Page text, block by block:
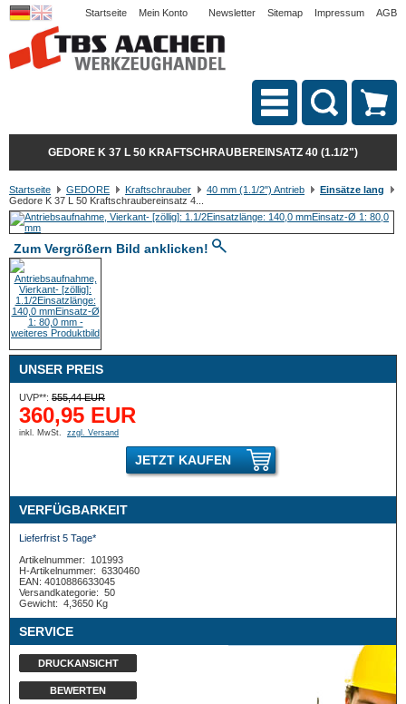
Startseite Mein Konto Newsletter Sitemap Impressum AGB
GEDORE K 37 L 50 KRAFTSCHRAUBEREINSATZ 40 (1.1/2")
Startseite GEDORE Kraftschrauber 40 mm (1.1/2") Antrieb
Einsätze lang
Gedore K 37 L 50 Kraftschraubereinsatz 4...
Zum Vergrößern Bild anklicken!
UNSER PREIS
UVP**: 555,44 EUR
360,95 EUR
inkl. MwSt. zzgl. Versand
JETZT KAUFEN
VERFÜGBARKEIT
Lieferfrist 5 Tage*
Artikelnummer:
101993
H-Artikelnummer: 6330460
EAN: 4010886633045
Versandkategorie: 50
Gewicht: 4,3650 Kg
SERVICE
DRUCKANSICHT
BEWERTEN